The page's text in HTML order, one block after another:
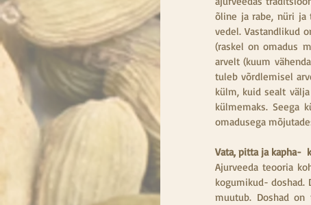
õline ja rabe, nüri ja
vedel. Vastandlikud
(raskel on omadus
arvelt (kuum
tuleb võrdlemisel
külm, kuid sealt
külmemaks. Seega
omadusega
Vata, pitta ja kapha-
Ajurveeda teooria
kogumikud- doshad.
muutub. Doshad